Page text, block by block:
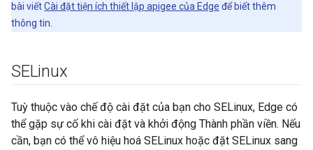
bài viếtCài đặt tiện ích thiết lập apigee của Edge để biết thêm
thông tin.
SELinux
Tuỳ thuộc vào chế độ cài đặt của bạn cho SELinux, Edge có
thể gặp sự cố khi cài đặt và khởi động Thành phần viền. Nếu
cần, bạn có thể vô hiệu hoá SELinux hoặc đặt SELinux sang